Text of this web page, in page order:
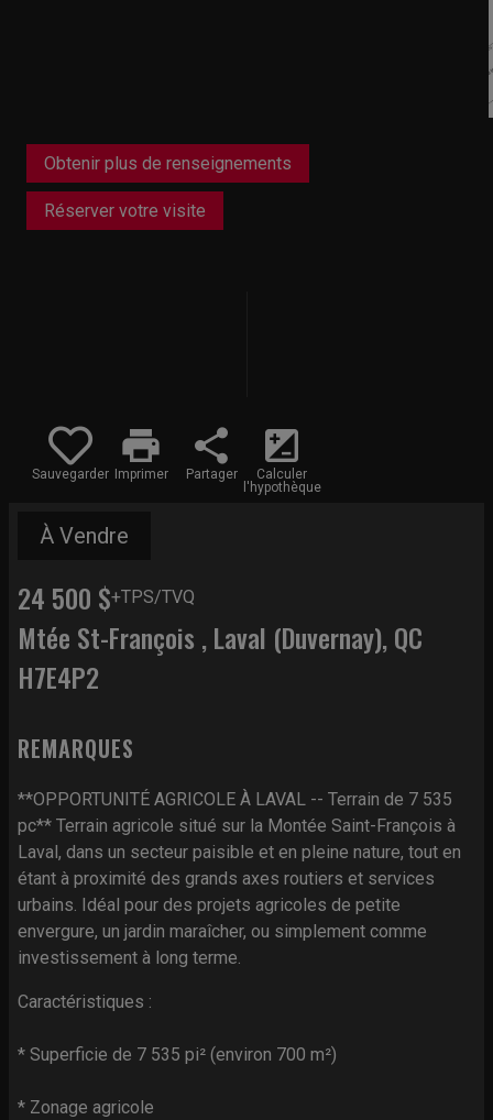
Obtenir plus de renseignements
Réserver votre visite
Sauvegarder
print
Imprimer
share
Partager
iso
Calculer
l'hypothèque
À Vendre
24 500 $+TPS/TVQ
Mtée St-François , Laval (Duvernay), QC
H7E4P2
REMARQUES
**OPPORTUNITÉ AGRICOLE À LAVAL -- Terrain de 7 535
pc** Terrain agricole situé sur la Montée Saint-François à
Laval, dans un secteur paisible et en pleine nature, tout en
étant à proximité des grands axes routiers et services
urbains. Idéal pour des projets agricoles de petite
envergure, un jardin maraîcher, ou simplement comme
investissement à long terme.
Caractéristiques :
* Superficie de 7 535 pi² (environ 700 m²)
* Zonage agricole